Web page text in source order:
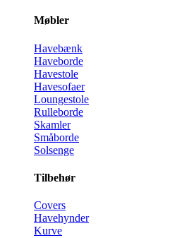
Møbler
Havebænk
Haveborde
Havestole
Havesofaer
Loungestole
Rulleborde
Skamler
Småborde
Solsenge
Tilbehør
Covers
Havehynder
Kurve